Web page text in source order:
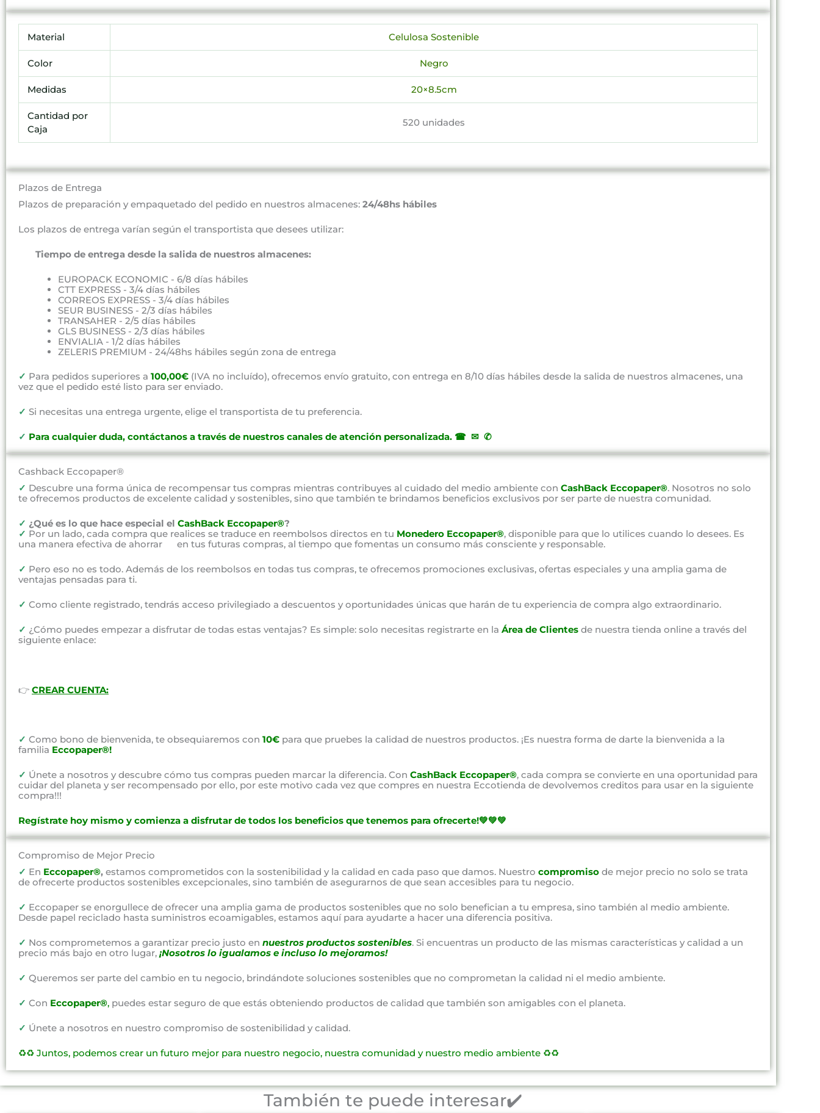
Material Celulosa Sostenible
Color Negro
Medidas 20×8.5cm
Cantidad por
Caja
520 unidades
Plazos de Entrega
Plazos de preparación y empaquetado del pedido en nuestros almacenes: 24/48hs hábiles
Los plazos de entrega varían según el transportista que desees utilizar:
Tiempo de entrega desde la salida de nuestros almacenes:
EUROPACK ECONOMIC - 6/8 días hábiles
CTT EXPRESS - 3/4 días hábiles
CORREOS EXPRESS - 3/4 días hábiles
SEUR BUSINESS - 2/3 días hábiles
TRANSAHER - 2/5 días hábiles
GLS BUSINESS - 2/3 días hábiles
ENVIALIA - 1/2 días hábiles
ZELERIS PREMIUM - 24/48hs hábiles según zona de entrega
✓ Para pedidos superiores a 100,00€ (IVA no incluído), ofrecemos envío gratuito, con entrega en 8/10 días hábiles desde la salida de nuestros almacenes, una
vez que el pedido esté listo para ser enviado.
✓ Si necesitas una entrega urgente, elige el transportista de tu preferencia.
✓ Para cualquier duda, contáctanos a través de nuestros canales de atención personalizada. ☎ ✉ ✆
Cashback Eccopaper®
✓ Descubre una forma única de recompensar tus compras mientras contribuyes al cuidado del medio ambiente con CashBack Eccopaper®. Nosotros no solo
te ofrecemos productos de excelente calidad y sostenibles, sino que también te brindamos beneficios exclusivos por ser parte de nuestra comunidad.
✓ ¿Qué es lo que hace especial el CashBack Eccopaper®?
✓ Por un lado, cada compra que realices se traduce en reembolsos directos en tu Monedero Eccopaper®, disponible para que lo utilices cuando lo desees. Es
una manera efectiva de ahorrar en tus futuras compras, al tiempo que fomentas un consumo más consciente y responsable.
✓ Pero eso no es todo. Además de los reembolsos en todas tus compras, te ofrecemos promociones exclusivas, ofertas especiales y una amplia gama de
ventajas pensadas para ti.
✓ Como cliente registrado, tendrás acceso privilegiado a descuentos y oportunidades únicas que harán de tu experiencia de compra algo extraordinario.
✓ ¿Cómo puedes empezar a disfrutar de todas estas ventajas? Es simple: solo necesitas registrarte en la Área de Clientes de nuestra tienda online a través del
siguiente enlace:
👉 CREAR CUENTA:
✓ Como bono de bienvenida, te obsequiaremos con 10€ para que pruebes la calidad de nuestros productos. ¡Es nuestra forma de darte la bienvenida a la
familia Eccopaper®!
✓ Únete a nosotros y descubre cómo tus compras pueden marcar la diferencia. Con CashBack Eccopaper®, cada compra se convierte en una oportunidad para
cuidar del planeta y ser recompensado por ello, por este motivo cada vez que compres en nuestra Eccotienda de devolvemos creditos para usar en la siguiente
compra!!!
Regístrate hoy mismo y comienza a disfrutar de todos los beneficios que tenemos para ofrecerte!💚💚💚
Compromiso de Mejor Precio
✓ En Eccopaper®, estamos comprometidos con la sostenibilidad y la calidad en cada paso que damos. Nuestro compromiso de mejor precio no solo se trata
de ofrecerte productos sostenibles excepcionales, sino también de asegurarnos de que sean accesibles para tu negocio.
✓ Eccopaper se enorgullece de ofrecer una amplia gama de productos sostenibles que no solo benefician a tu empresa, sino también al medio ambiente.
Desde papel reciclado hasta suministros ecoamigables, estamos aquí para ayudarte a hacer una diferencia positiva.
✓ Nos comprometemos a garantizar precio justo en nuestros productos sostenibles. Si encuentras un producto de las mismas características y calidad a un
precio más bajo en otro lugar, ¡Nosotros lo igualamos e incluso lo mejoramos!
✓ Queremos ser parte del cambio en tu negocio, brindándote soluciones sostenibles que no comprometan la calidad ni el medio ambiente.
✓ Con Eccopaper®, puedes estar seguro de que estás obteniendo productos de calidad que también son amigables con el planeta.
✓ Únete a nosotros en nuestro compromiso de sostenibilidad y calidad.
♻️♻️ Juntos, podemos crear un futuro mejor para nuestro negocio, nuestra comunidad y nuestro medio ambiente ♻️♻️
También te puede interesar✔️